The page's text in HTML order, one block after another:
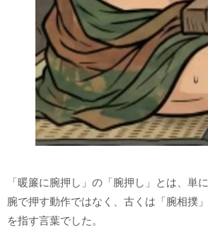
「暖簾に腕押し」の「腕押し」とは、単に
腕で押す動作ではなく、古くは「腕相撲」
を指す言葉でした。